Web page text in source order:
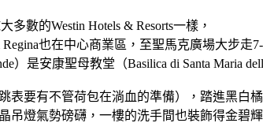
多數的Westin Hotels & Resorts一樣，
Regina也在中心商業區，至聖馬克廣場大步走
）是安康聖母教堂（Basilica di Santa Maria
表要有不管荷包在淌血的準備），踏進黑白
吊燈氣勢磅礴，一樓的洗手間也裝飾得金碧